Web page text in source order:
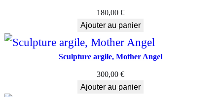
180,00 €
Ajouter au panier
Sculpture argile, Mother Angel
300,00 €
Ajouter au panier